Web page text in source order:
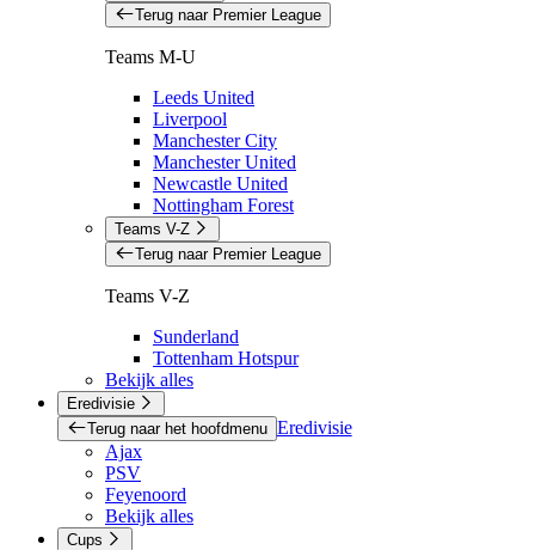
Terug naar Premier League
Teams M-U
Leeds United
Liverpool
Manchester City
Manchester United
Newcastle United
Nottingham Forest
Teams V-Z
Terug naar Premier League
Teams V-Z
Sunderland
Tottenham Hotspur
Bekijk alles
Eredivisie
Terug naar het hoofdmenu Eredivisie
Ajax
PSV
Feyenoord
Bekijk alles
Cups